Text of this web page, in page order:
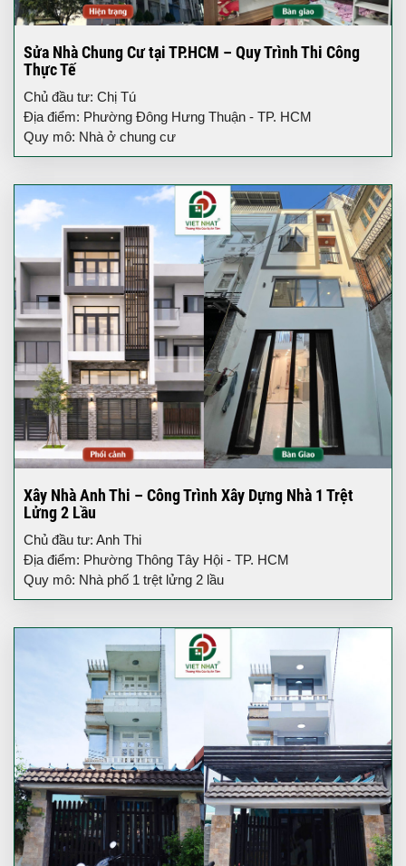
Sửa Nhà Chung Cư tại TP.HCM – Quy Trình Thi Công
Thực Tế
Chủ đầu tư: Chị Tú
Địa điểm: Phường Đông Hưng Thuận - TP. HCM
Quy mô: Nhà ở chung cư
Xây Nhà Anh Thi – Công Trình Xây Dựng Nhà 1 Trệt
Lửng 2 Lầu
Chủ đầu tư: Anh Thi
Địa điểm: Phường Thông Tây Hội - TP. HCM
Quy mô: Nhà phố 1 trệt lửng 2 lầu